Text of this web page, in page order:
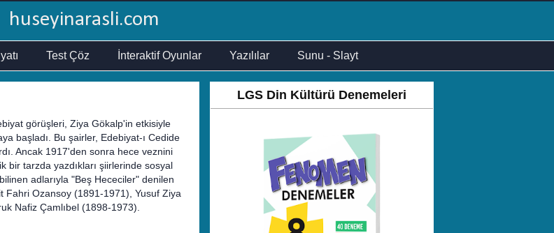
huseyinarasli.com
Test Çöz İnteraktif Oyunlar Yazılılar Sunu - Slayt
görüşleri, Ziya Gökalp'in etkisiyle
başladı. Bu şairler, Edebiyat-ı Cedide
Ancak 1917'den sonra hece veznini
bir tarzda yazdıkları şiirlerinde sosyal
adlarıyla "Beş Hececiler" denilen
Fahri Ozansoy (1891-1971), Yusuf Ziya
Nafiz Çamlıbel (1898-1973).
LGS Din Kültürü Denemeleri